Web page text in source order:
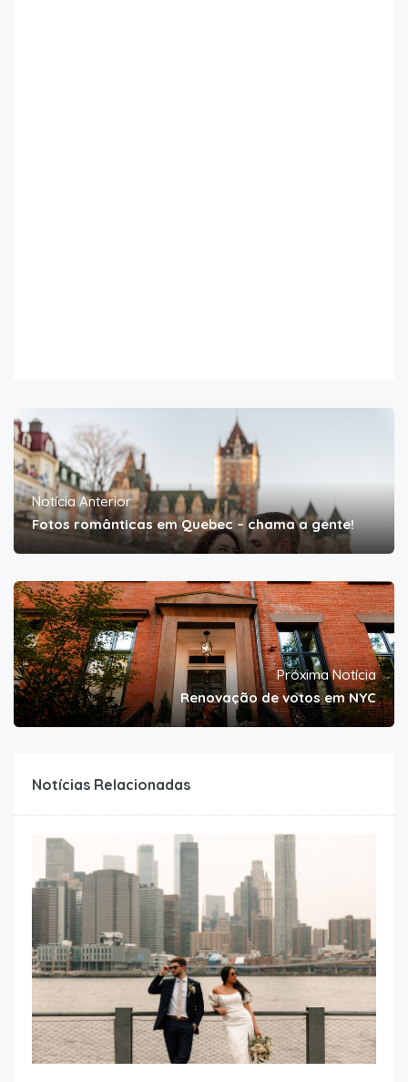
Notícia Anterior
Fotos românticas em Quebec – chama a gente!
Próxima Notícia
Renovação de votos em NYC
Notícias Relacionadas